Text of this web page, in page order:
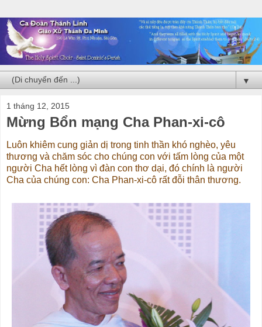
▼
1 tháng 12, 2015
Mừng Bổn mạng Cha Phan-xi-cô
Luôn khiêm cung giản dị trong tinh thần khó nghèo, yêu
thương và chăm sóc cho chúng con với tấm lòng của một
người Cha hết lòng vì đàn con thơ dại, đó chính là người
Cha của chúng con: Cha Phan-xi-cô rất đỗi thân thương.